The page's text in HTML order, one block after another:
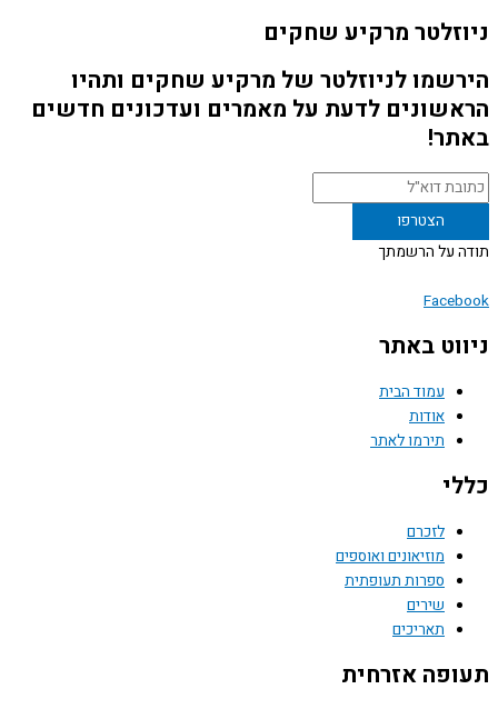
מרקיע שחקים
לניוזלטר של מרקיע שחקים ותהיו
לדעת על מאמרים ועדכונים חדשים
על הרשמתך
באתר
עמוד הבית
אודות
תירמו לאתר
לזכרם
מוזיאונים ואוספים
ספרות תעופתית
שירים
תאריכים
אזרחית